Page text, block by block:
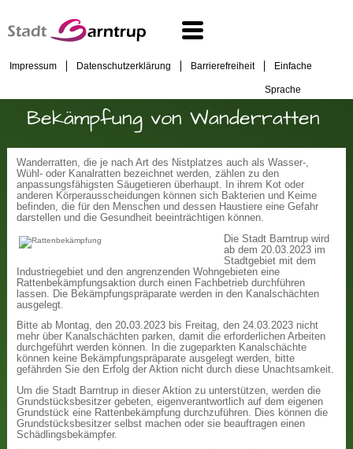
Impressum Datenschutzerklärung Barrierefreiheit Einfache
Sprache
Bekämpfung von Wanderratten
Wanderratten, die je nach Art des Nistplatzes auch als Wasser-,
Wühl- oder Kanalratten bezeichnet werden, zählen zu den
anpassungsfähigsten Säugetieren überhaupt. In ihrem Kot oder
anderen Körperausscheidungen können sich Bakterien und Keime
befinden, die für den Menschen und dessen Haustiere eine Gefahr
darstellen und die Gesundheit beeinträchtigen können.
Die Stadt Barntrup wird
ab dem 20.03.2023 im
Stadtgebiet mit dem
Industriegebiet und den angrenzenden Wohngebieten eine
Rattenbekämpfungsaktion durch einen Fachbetrieb durchführen
lassen. Die Bekämpfungspräparate werden in den Kanalschächten
ausgelegt.
Bitte ab Montag, den 20.03.2023 bis Freitag, den 24.03.2023 nicht
mehr über Kanalschächten parken, damit die erforderlichen Arbeiten
durchgeführt werden können. In die zugeparkten Kanalschächte
können keine Bekämpfungspräparate ausgelegt werden, bitte
gefährden Sie den Erfolg der Aktion nicht durch diese Unachtsamkeit.
Um die Stadt Barntrup in dieser Aktion zu unterstützen, werden die
Grundstücksbesitzer gebeten, eigenverantwortlich auf dem eigenen
Grundstück eine Rattenbekämpfung durchzuführen. Dies können die
Grundstücksbesitzer selbst machen oder sie beauftragen einen
Schädlingsbekämpfer.